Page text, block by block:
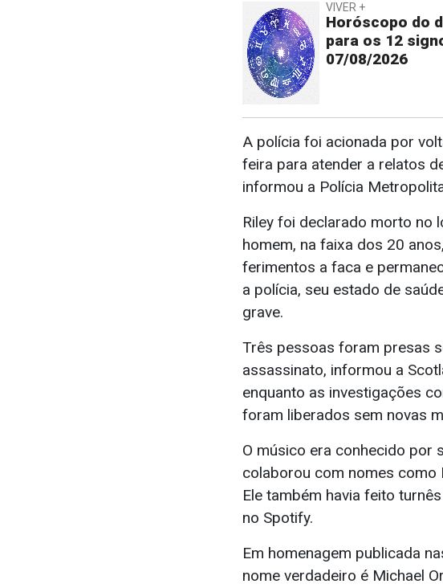
VIVER +
Horóscopo do
para os 12
07/08/2026
A polícia foi acionada por
feira para atender a relatos
informou a Polícia
Riley foi declarado morto no
homem, na faixa dos 20
ferimentos a faca e
a polícia, seu estado de
grave.
Três pessoas foram presas
assassinato, informou a
enquanto as investigações
foram liberados sem novas
O músico era conhecido por
colaborou com nomes como
Ele também havia feito
no Spotify.
Em homenagem publicada
nome verdadeiro é Michael